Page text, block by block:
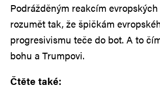
Podrážděným reakcím
rozumět tak, že špičkám
progresivismu teče do bot. A to
bohu a Trumpovi.
Čtěte také: